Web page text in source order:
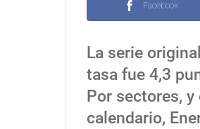
Facebook
La serie
tasa fue 4,3
Por sectores,
calendario,